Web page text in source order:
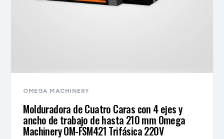
OMEGA MACHINERY
Molduradora de Cuatro Caras con 4 ejes y
ancho de trabajo de hasta 210 mm Omega
Machinery OM-FSM421 Trifásica 220V